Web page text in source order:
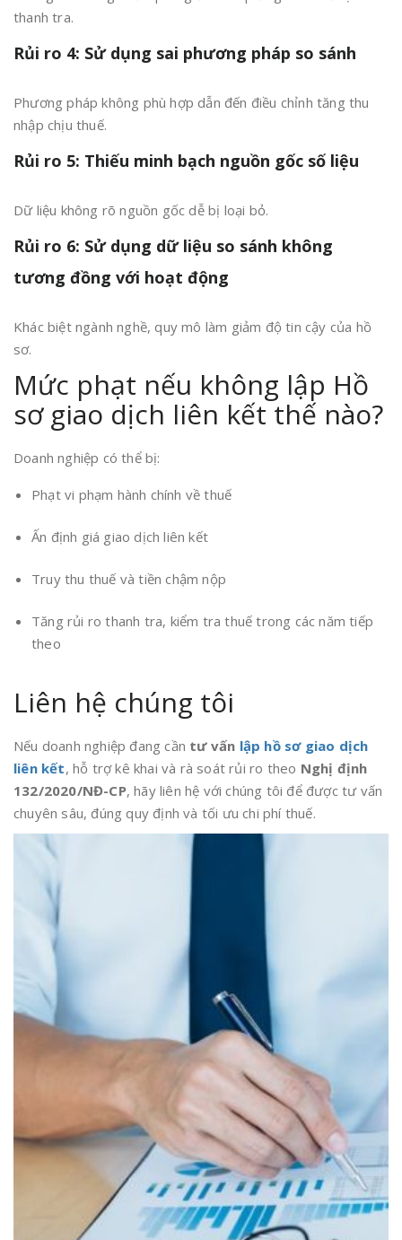
thanh tra.
Rủi ro 4: Sử dụng sai phương pháp so sánh
Phương pháp không phù hợp dẫn đến điều chỉnh tăng thu
nhập chịu thuế.
Rủi ro 5: Thiếu minh bạch nguồn gốc số liệu
Dữ liệu không rõ nguồn gốc dễ bị loại bỏ.
Rủi ro 6: Sử dụng dữ liệu so sánh không
tương đồng với hoạt động
Khác biệt ngành nghề, quy mô làm giảm độ tin cậy của hồ
sơ.
Mức phạt nếu không lập Hồ
sơ giao dịch liên kết thế nào?
Doanh nghiệp có thể bị:
Phạt vi phạm hành chính về thuế
Ấn định giá giao dịch liên kết
Truy thu thuế và tiền chậm nộp
Tăng rủi ro thanh tra, kiểm tra thuế trong các năm tiếp
theo
Liên hệ chúng tôi
Nếu doanh nghiệp đang cần tư vấn lập hồ sơ giao dịch
liên kết, hỗ trợ kê khai và rà soát rủi ro theo Nghị định
132/2020/NĐ-CP, hãy liên hệ với chúng tôi để được tư vấn
chuyên sâu, đúng quy định và tối ưu chi phí thuế.